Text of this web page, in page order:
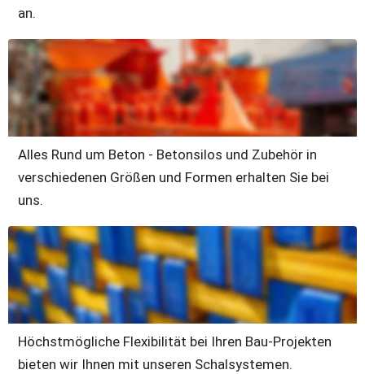
an.
Alles Rund um Beton - Betonsilos und Zubehör in
verschiedenen Größen und Formen erhalten Sie bei
uns.
Höchstmögliche Flexibilität bei Ihren Bau-Projekten
bieten wir Ihnen mit unseren Schalsystemen.